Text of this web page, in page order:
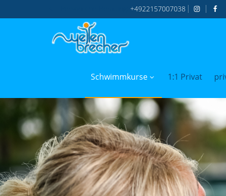
+4922157007038
Schwimmkurse 1:1 Privat